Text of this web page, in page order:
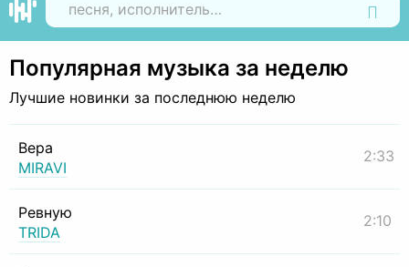
Популярная музыка за неделю
Лучшие новинки за последнюю неделю
Вера
MIRAVI
2:33
Ревную
TRIDA
2:10